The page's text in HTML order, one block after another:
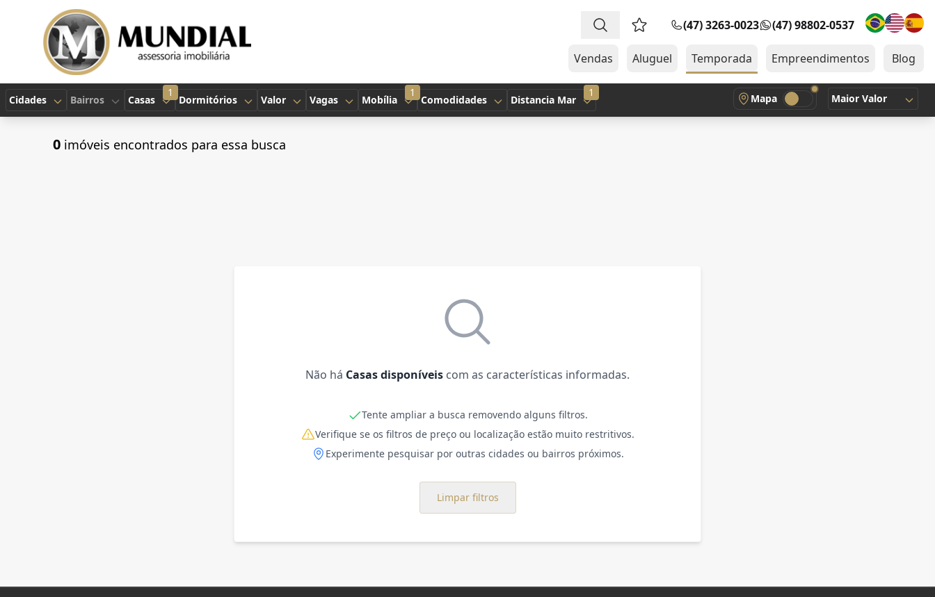
Favoritos (0 itens)
(47) 3263-0023 (47) 98802-0537
Vendas Aluguel Temporada Empreendimentos Blog
Cidades Bairros
1
Casas Dormitórios Valor Vagas
1
Mobília Comodidades
1
Distancia Mar Mapa Maior Valor
0 imóveis encontrados para essa busca
Não há Casas disponíveis com as características informadas.
Tente ampliar a busca removendo alguns filtros.
Verifique se os filtros de preço ou localização estão muito restritivos.
Experimente pesquisar por outras cidades ou bairros próximos.
Limpar filtros